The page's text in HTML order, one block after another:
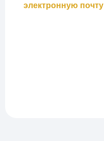
электронную почту